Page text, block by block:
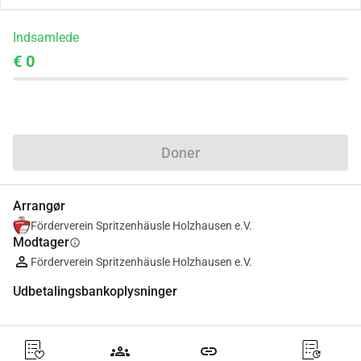
Indsamlede
€ 0
Doner
Arrangør
Förderverein Spritzenhäusle Holzhausen e.V.
Modtagerinfo
Förderverein Spritzenhäusle Holzhausen e.V.
Udbetalingsbankoplysninger
groups link